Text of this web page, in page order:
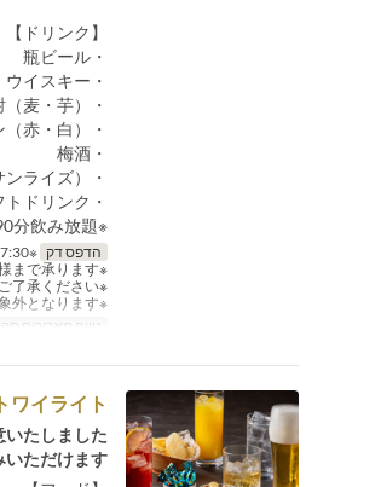
【ドリンク】
・瓶ビール
・ウイスキー
・焼酎（麦・芋）
・ワイン（赤・白）
・梅酒
・スタンダートロングカクテル（ジントニック、カシスソーダ、サンライズ）
・ソフトドリンク
※90分飲み放題
הדפס דק ※17:30～19:00（最終入店）
※6名様まで承ります。
※東京都心側のお席となりますので予めご了承ください。
※本プランは各種割引の対象外となります。
טווח תאריכים
トワイライト
たしました。
ただけます。